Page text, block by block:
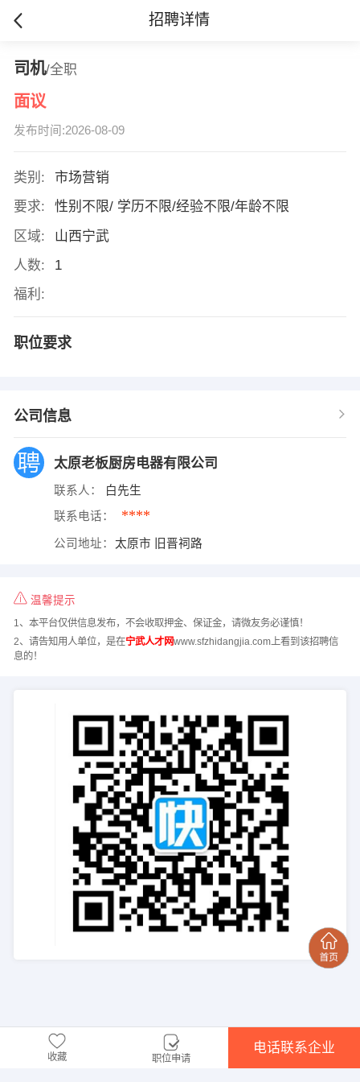
招聘详情
司机/全职
面议
发布时间:2026-08-09
类别:
市场营销
要求:
性别不限/ 学历不限/经验不限/年龄不限
区域:
山西宁武
人数:
1
福利:
职位要求
公司信息
太原老板厨房电器有限公司
联系人： 白先生
联系电话： ****
公司地址： 太原市 旧晋祠路
温馨提示
1、本平台仅供信息发布，不会收取押金、保证金，请微友务必谨慎！
2、请告知用人单位，是在宁武人才网www.sfzhidangjia.com上看到该招聘信
息的！
收藏 职位申请
电话联系企业